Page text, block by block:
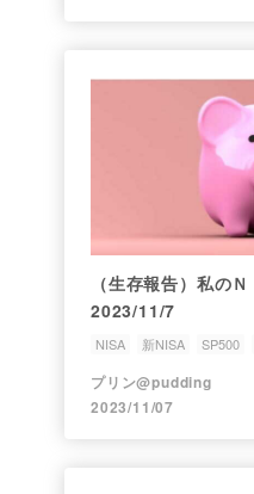
（生存報告）私の
2023/11/7
NISA 新NISA SP500
プリン@pudding
2023/11/07